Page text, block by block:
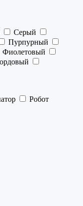
Серый
Пурпурный
Фиолетовый
Робот